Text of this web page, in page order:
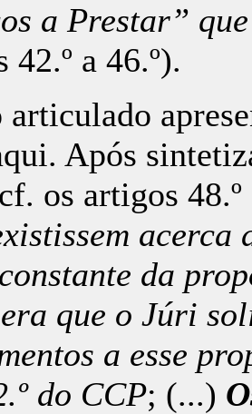
a Prestar”
42.º a 46.º).
Após
os artigos
acerca
da
que o Júri
a esse
do CCP; (...)